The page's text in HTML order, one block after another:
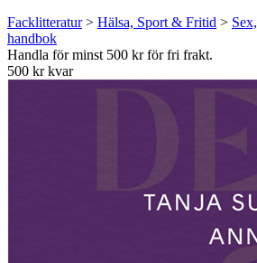
Facklitteratur> Hälsa, Sport & Fritid >
handbok
Handla för minst 500 kr för fri frakt.
500 kr kvar